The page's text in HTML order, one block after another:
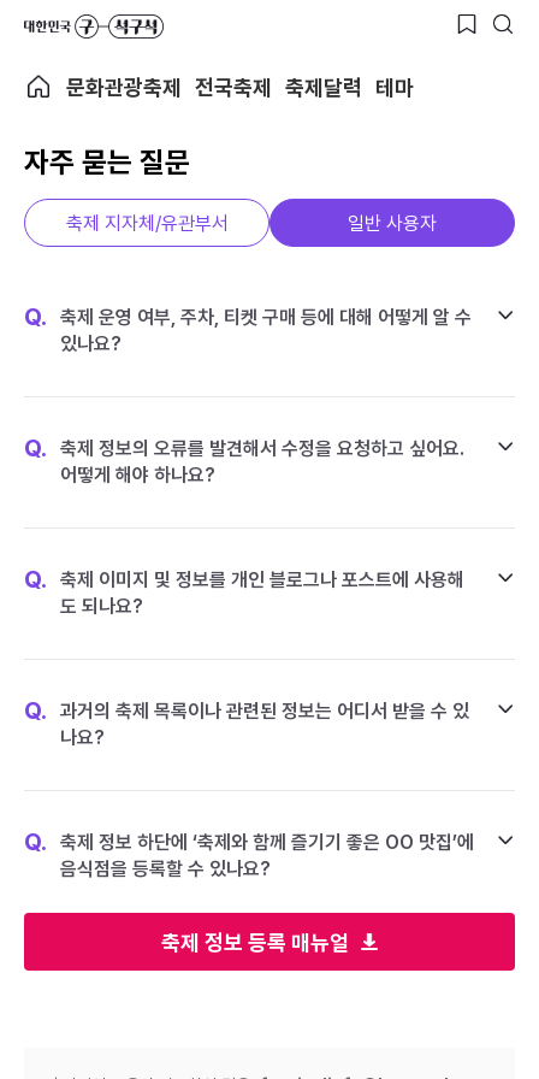
문화관광축제 전국축제 축제달력 테마
자주 묻는 질문
축제 정보 등록 매뉴얼
축제 지자체/유관부서 일반 사용자
Q.
축제 운영 여부, 주차, 티켓 구매 등에 대해 어떻게 알 수
있나요?
Q.
축제 정보의 오류를 발견해서 수정을 요청하고 싶어요.
어떻게 해야 하나요?
Q.
축제 이미지 및 정보를 개인 블로그나 포스트에 사용해
도 되나요?
Q.
과거의 축제 목록이나 관련된 정보는 어디서 받을 수 있
나요?
Q.
축제 정보 하단에 ‘축제와 함께 즐기기 좋은 OO 맛집’에
음식점을 등록할 수 있나요?